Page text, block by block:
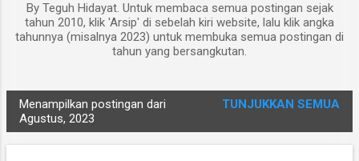
By Teguh Hidayat. Untuk membaca semua postingan sejak
tahun 2010, klik 'Arsip' di sebelah kiri website, lalu klik angka
tahunnya (misalnya 2023) untuk membuka semua postingan di
tahun yang bersangkutan.
o
Menampilkan postingan dari
Agustus, 2023
TUNJUKKAN SEMUA